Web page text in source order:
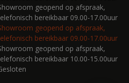
geopend op afspraak,
bereikbaar 09.00-17.00uur
geopend op afspraak,
bereikbaar 09.00-17.00uur
geopend op afspraak,
bereikbaar 10.00-15.00uur